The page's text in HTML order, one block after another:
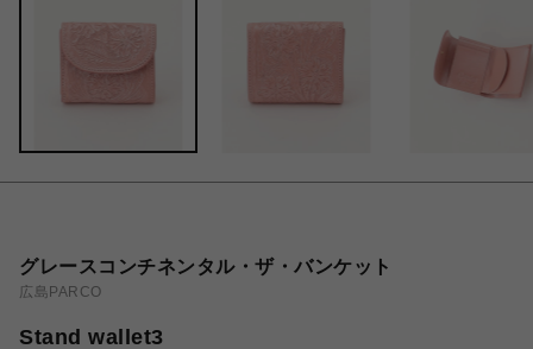
グレースコンチネンタル・ザ・バンケット
広島PARCO
Stand wallet3